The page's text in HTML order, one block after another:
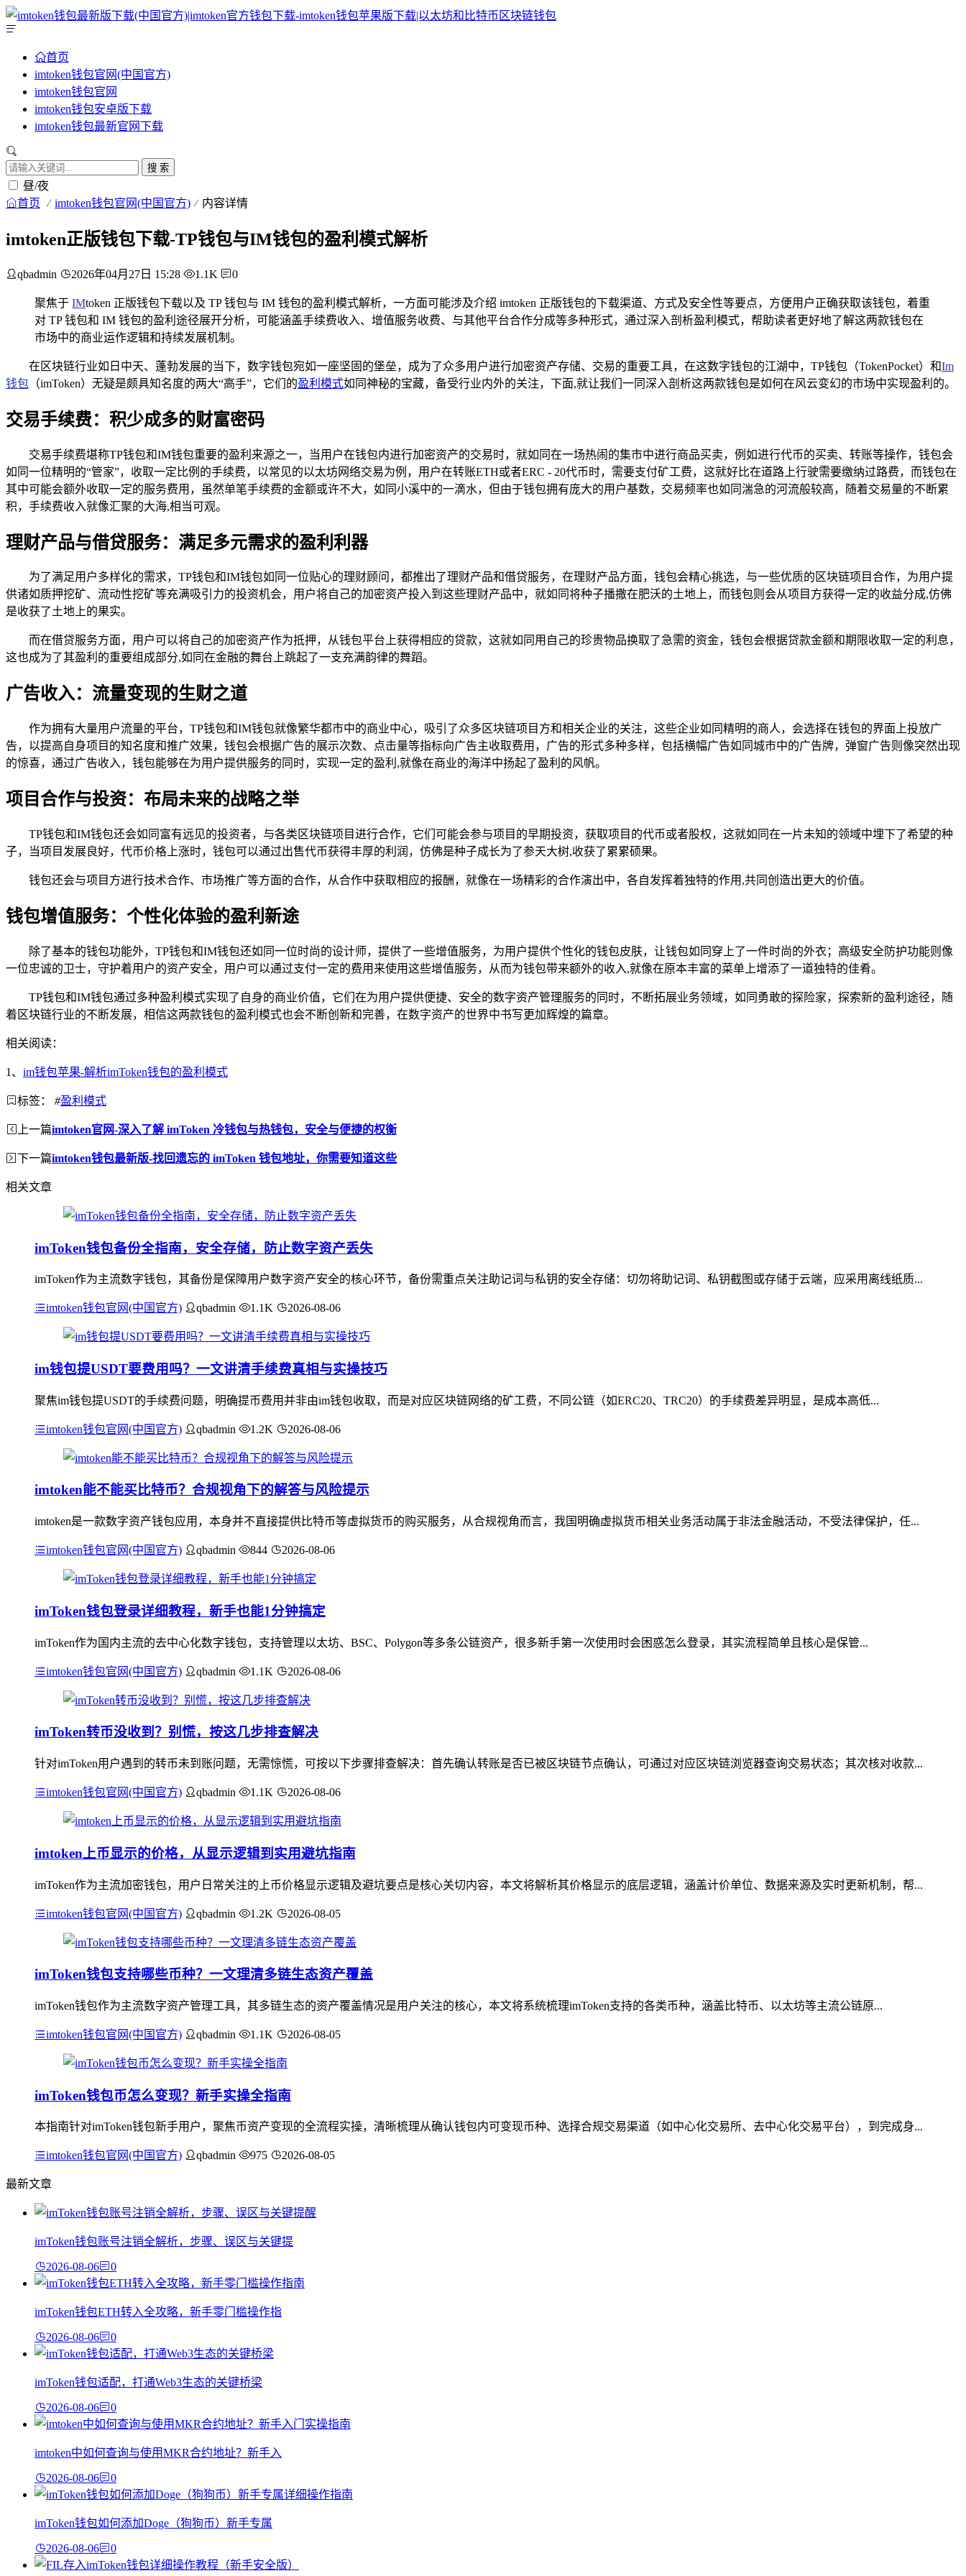
首页
imtoken钱包官网(中国官方)
imtoken钱包官网
imtoken钱包安卓版下载
imtoken钱包最新官网下载
搜 索
昼/夜
首页 imtoken钱包官网(中国官方) 内容详情
imtoken正版钱包下载-TP钱包与IM钱包的盈利模式解析
qbadmin 2026年04月27日 15:28 1.1K 0
聚焦于 IMtoken 正版钱包下载以及 TP 钱包与 IM 钱包的盈利模式解析，一方面可能涉及介绍 imtoken 正版钱包的下载渠道、方式及安全性等要点，方便用户正确获取该钱包，着重
对 TP 钱包和 IM 钱包的盈利途径展开分析，可能涵盖手续费收入、增值服务收费、与其他平台合作分成等多种形式，通过深入剖析盈利模式，帮助读者更好地了解这两款钱包在
市场中的商业运作逻辑和持续发展机制。
在区块链行业如日中天、蓬勃发展的当下，数字钱包宛如一座坚固的堡垒，成为了众多用户进行加密资产存储、交易的重要工具，在这数字钱包的江湖中，TP钱包（TokenPocket）和Im
钱包 （imToken）无疑是颇具知名度的两大“高手”，它们的盈利模式如同神秘的宝藏，备受行业内外的关注，下面,就让我们一同深入剖析这两款钱包是如何在风云变幻的市场中实现盈利的。
交易手续费：积少成多的财富密码
交易手续费堪称TP钱包和IM钱包重要的盈利来源之一，当用户在钱包内进行加密资产的交易时，就如同在一场热闹的集市中进行商品买卖，例如进行代币的买卖、转账等操作，钱包会
如同一位精明的“管家”，收取一定比例的手续费，以常见的以太坊网络交易为例，用户在转账ETH或者ERC - 20代币时，需要支付矿工费，这就好比在道路上行驶需要缴纳过路费，而钱包在
其中可能会额外收取一定的服务费用，虽然单笔手续费的金额或许不大，如同小溪中的一滴水，但由于钱包拥有庞大的用户基数，交易频率也如同湍急的河流般较高，随着交易量的不断累
积，手续费收入就像汇聚的大海,相当可观。
理财产品与借贷服务：满足多元需求的盈利利器
为了满足用户多样化的需求，TP钱包和IM钱包如同一位贴心的理财顾问，都推出了理财产品和借贷服务，在理财产品方面，钱包会精心挑选，与一些优质的区块链项目合作，为用户提
供诸如质押挖矿、流动性挖矿等充满吸引力的投资机会，用户将自己的加密资产投入到这些理财产品中，就如同将种子播撒在肥沃的土地上，而钱包则会从项目方获得一定的收益分成,仿佛
是收获了土地上的果实。
而在借贷服务方面，用户可以将自己的加密资产作为抵押，从钱包平台上获得相应的贷款，这就如同用自己的珍贵物品换取了急需的资金，钱包会根据贷款金额和期限收取一定的利息，
这也成为了其盈利的重要组成部分,如同在金融的舞台上跳起了一支充满韵律的舞蹈。
广告收入：流量变现的生财之道
作为拥有大量用户流量的平台，TP钱包和IM钱包就像繁华都市中的商业中心，吸引了众多区块链项目方和相关企业的关注，这些企业如同精明的商人，会选择在钱包的界面上投放广
告，以提高自身项目的知名度和推广效果，钱包会根据广告的展示次数、点击量等指标向广告主收取费用，广告的形式多种多样，包括横幅广告如同城市中的广告牌，弹窗广告则像突然出现
的惊喜，通过广告收入，钱包能够在为用户提供服务的同时，实现一定的盈利,就像在商业的海洋中扬起了盈利的风帆。
项目合作与投资：布局未来的战略之举
TP钱包和IM钱包还会如同富有远见的投资者，与各类区块链项目进行合作，它们可能会参与项目的早期投资，获取项目的代币或者股权，这就如同在一片未知的领域中埋下了希望的种
子，当项目发展良好，代币价格上涨时，钱包可以通过出售代币获得丰厚的利润，仿佛是种子成长为了参天大树,收获了累累硕果。
钱包还会与项目方进行技术合作、市场推广等方面的合作，从合作中获取相应的报酬，就像在一场精彩的合作演出中，各自发挥着独特的作用,共同创造出更大的价值。
钱包增值服务：个性化体验的盈利新途
除了基本的钱包功能外，TP钱包和IM钱包还如同一位时尚的设计师，提供了一些增值服务，为用户提供个性化的钱包皮肤，让钱包如同穿上了一件时尚的外衣；高级安全防护功能则像
一位忠诚的卫士，守护着用户的资产安全，用户可以通过支付一定的费用来使用这些增值服务，从而为钱包带来额外的收入,就像在原本丰富的菜单上增添了一道独特的佳肴。
TP钱包和IM钱包通过多种盈利模式实现了自身的商业价值，它们在为用户提供便捷、安全的数字资产管理服务的同时，不断拓展业务领域，如同勇敢的探险家，探索新的盈利途径，随
着区块链行业的不断发展，相信这两款钱包的盈利模式也会不断创新和完善，在数字资产的世界中书写更加辉煌的篇章。
相关阅读：
1、 im钱包苹果-解析imToken钱包的盈利模式
标签： #盈利模式
上一篇imtoken官网-深入了解 imToken 冷钱包与热钱包，安全与便捷的权衡
下一篇imtoken钱包最新版-找回遗忘的 imToken 钱包地址，你需要知道这些
相关文章
imToken钱包备份全指南，安全存储，防止数字资产丢失
imToken作为主流数字钱包，其备份是保障用户数字资产安全的核心环节，备份需重点关注助记词与私钥的安全存储：切勿将助记词、私钥截图或存储于云端，应采用离线纸质...
imtoken钱包官网(中国官方) qbadmin 1.1K 2026-08-06
im钱包提USDT要费用吗？一文讲清手续费真相与实操技巧
聚焦im钱包提USDT的手续费问题，明确提币费用并非由im钱包收取，而是对应区块链网络的矿工费，不同公链（如ERC20、TRC20）的手续费差异明显，是成本高低...
imtoken钱包官网(中国官方) qbadmin 1.2K 2026-08-06
imtoken能不能买比特币？合规视角下的解答与风险提示
imtoken是一款数字资产钱包应用，本身并不直接提供比特币等虚拟货币的购买服务，从合规视角而言，我国明确虚拟货币相关业务活动属于非法金融活动，不受法律保护，任...
imtoken钱包官网(中国官方) qbadmin 844 2026-08-06
imToken钱包登录详细教程，新手也能1分钟搞定
imToken作为国内主流的去中心化数字钱包，支持管理以太坊、BSC、Polygon等多条公链资产，很多新手第一次使用时会困惑怎么登录，其实流程简单且核心是保管...
imtoken钱包官网(中国官方) qbadmin 1.1K 2026-08-06
imToken转币没收到？别慌，按这几步排查解决
针对imToken用户遇到的转币未到账问题，无需惊慌，可按以下步骤排查解决：首先确认转账是否已被区块链节点确认，可通过对应区块链浏览器查询交易状态；其次核对收款...
imtoken钱包官网(中国官方) qbadmin 1.1K 2026-08-06
imtoken上币显示的价格，从显示逻辑到实用避坑指南
imToken作为主流加密钱包，用户日常关注的上币价格显示逻辑及避坑要点是核心关切内容，本文将解析其价格显示的底层逻辑，涵盖计价单位、数据来源及实时更新机制，帮...
imtoken钱包官网(中国官方) qbadmin 1.2K 2026-08-05
imToken钱包支持哪些币种？一文理清多链生态资产覆盖
imToken钱包作为主流数字资产管理工具，其多链生态的资产覆盖情况是用户关注的核心，本文将系统梳理imToken支持的各类币种，涵盖比特币、以太坊等主流公链原...
imtoken钱包官网(中国官方) qbadmin 1.1K 2026-08-05
imToken钱包币怎么变现？新手实操全指南
本指南针对imToken钱包新手用户，聚焦币资产变现的全流程实操，清晰梳理从确认钱包内可变现币种、选择合规交易渠道（如中心化交易所、去中心化交易平台），到完成身...
imtoken钱包官网(中国官方) qbadmin 975 2026-08-05
最新文章
imToken钱包账号注销全解析，步骤、误区与关键提
2026-08-06 0
imToken钱包ETH转入全攻略，新手零门槛操作指
2026-08-06 0
imToken钱包适配，打通Web3生态的关键桥梁
2026-08-06 0
imtoken中如何查询与使用MKR合约地址？新手入
2026-08-06 0
imToken钱包如何添加Doge（狗狗币）新手专属
2026-08-06 0